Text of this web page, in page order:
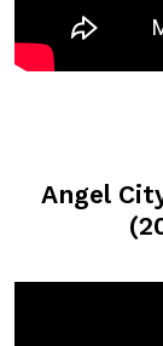
Angel